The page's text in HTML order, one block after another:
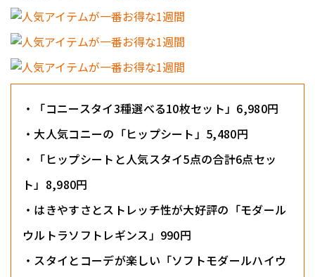
・「コニースタイ3種選べる10枚セット」6,980円
・大人気コニーの「ヒップシート」5,480円
・「ヒップシートと人気スタイ5点の合計6点セッ
ト」8,980円
・はきやすさとストレッチ性が大好評の「モダール
ウルトラソフトレギンス」990円
・スタイとコーデが楽しい「ソフトモダールハイウ